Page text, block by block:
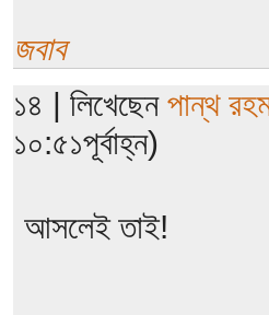
জবাব
১৪ | লিখেছেন পান্থ
১০:৫১পূর্বাহ্ন)
আসলেই তাই!